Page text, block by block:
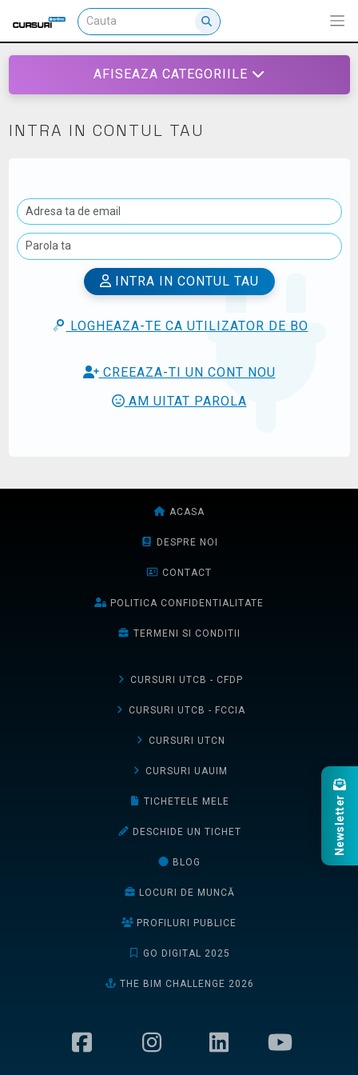
AFISEAZA CATEGORIILE
INTRA IN CONTUL TAU
INTRA IN CONTUL TAU
LOGHEAZA-TE CA UTILIZATOR DE BO
CREEAZA-TI UN CONT NOU
AM UITAT PAROLA
ACASA
DESPRE NOI
CONTACT
POLITICA CONFIDENTIALITATE
TERMENI SI CONDITII
CURSURI UTCB - CFDP
CURSURI UTCB - FCCIA
CURSURI UTCN
CURSURI UAUIM
TICHETELE MELE
DESCHIDE UN TICHET
BLOG
LOCURI DE MUNCĂ
PROFILURI PUBLICE
GO DIGITAL 2025
THE BIM CHALLENGE 2026
Newsletter